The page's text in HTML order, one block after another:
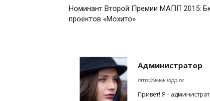
Номинант Второй Премии МАПП 2015:
проектов «Мохито»
Администратор
http://www.iapp.ru
Привет! Я -